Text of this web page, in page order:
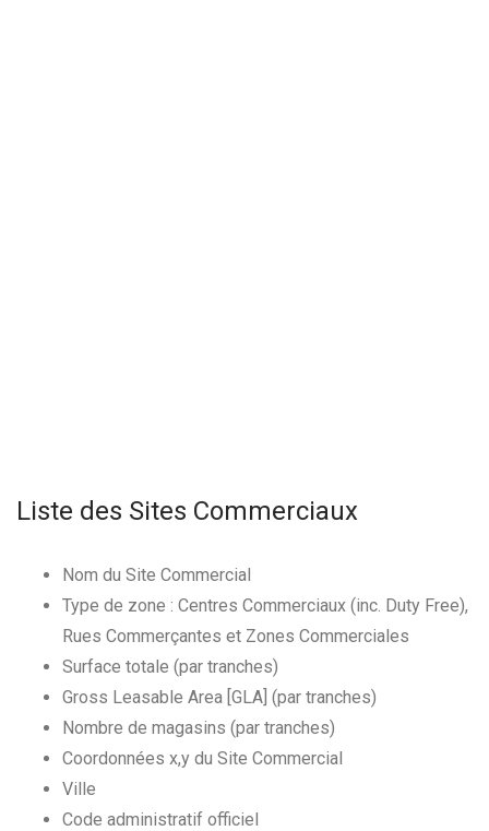
Liste des Sites Commerciaux
Nom du Site Commercial
Type de zone : Centres Commerciaux (inc. Duty Free),
Rues Commerçantes et Zones Commerciales
Surface totale (par tranches)
Gross Leasable Area [GLA] (par tranches)
Nombre de magasins (par tranches)
Coordonnées x,y du Site Commercial
Ville
Code administratif officiel